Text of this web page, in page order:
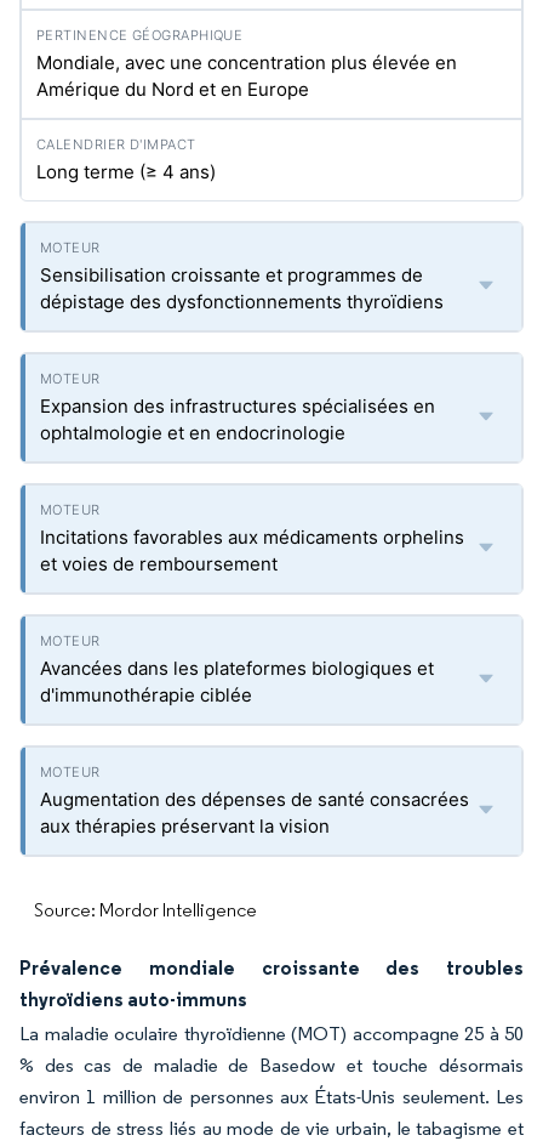
Mondiale, avec une concentration plus élevée en
Amérique du Nord et en Europe
Long terme (≥ 4 ans)
Sensibilisation croissante et programmes de
dépistage des dysfonctionnements thyroïdiens
Expansion des infrastructures spécialisées en
ophtalmologie et en endocrinologie
Incitations favorables aux médicaments orphelins
et voies de remboursement
Avancées dans les plateformes biologiques et
d'immunothérapie ciblée
Augmentation des dépenses de santé consacrées
aux thérapies préservant la vision
Source: Mordor Intelligence
Prévalence mondiale croissante des troubles
thyroïdiens auto-immuns
La maladie oculaire thyroïdienne (MOT) accompagne 25 à 50
% des cas de maladie de Basedow et touche désormais
environ 1 million de personnes aux États-Unis seulement. Les
facteurs de stress liés au mode de vie urbain, le tabagisme et